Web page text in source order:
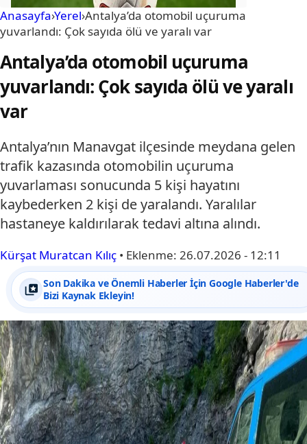
Anasayfa›Yerel›Antalya’da otomobil uçuruma
yuvarlandı: Çok sayıda ölü ve yaralı var
Antalya’da otomobil uçuruma
yuvarlandı: Çok sayıda ölü ve yaralı
var
Antalya’nın Manavgat ilçesinde meydana gelen
trafik kazasında otomobilin uçuruma
yuvarlaması sonucunda 5 kişi hayatını
kaybederken 2 kişi de yaralandı. Yaralılar
hastaneye kaldırılarak tedavi altına alındı.
Kürşat Muratcan Kılıç • Eklenme: 26.07.2026 - 12:11
Son Dakika ve Önemli Haberler İçin Google Haberler'de
Bizi Kaynak Ekleyin!